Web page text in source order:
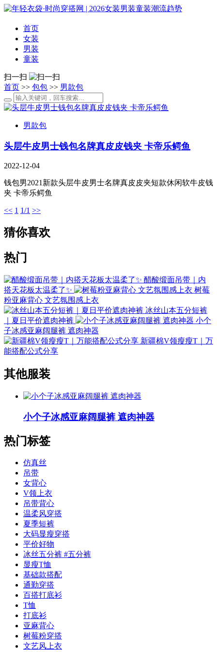
首页
女装
男装
童装
扫一扫
首页 >> 包包 >> 男款包
男款包
头层牛皮男士钱包名牌真皮皮钱夹 卡帝乐鳄鱼
2022-12-04
钱包男2021新款头层牛皮男士名牌真皮皮夹短款休闲软牛皮钱
夹 卡帝乐鳄鱼
<< 1 1/1 >>
猜你喜欢
热门
醋酸缎面吊带｜内
搭天花板太温柔了✨
树莓
粉亚麻背心 文艺氛围感上衣
冰丝山本五分短裤
｜夏日平价遮肉神裤
小个
子冰感亚麻阔腿裤 遮肉神器
新疆棉V领瘦瘦T｜万
能搭配公式分享
其他服装
小个子冰感亚麻阔腿裤 遮肉神器
热门标签
仿真丝
吊带
女背心
V领上衣
吊带背心
温柔风穿搭
夏季短裤
大码显瘦穿搭
平价好物
冰丝五分裤 #五分裤
显瘦T恤
基础款搭配
通勤穿搭
百搭打底衫
T恤
打底衫
亚麻背心
树莓粉穿搭
文艺风上衣